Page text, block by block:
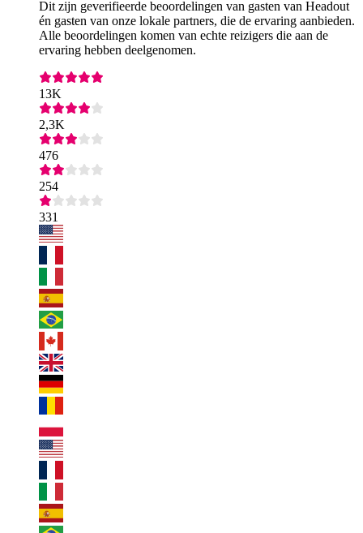
Dit zijn geverifieerde beoordelingen van gasten van Headout
én gasten van onze lokale partners, die de ervaring aanbieden.
Alle beoordelingen komen van echte reizigers die aan de
ervaring hebben deelgenomen.
13K
2,3K
476
254
331